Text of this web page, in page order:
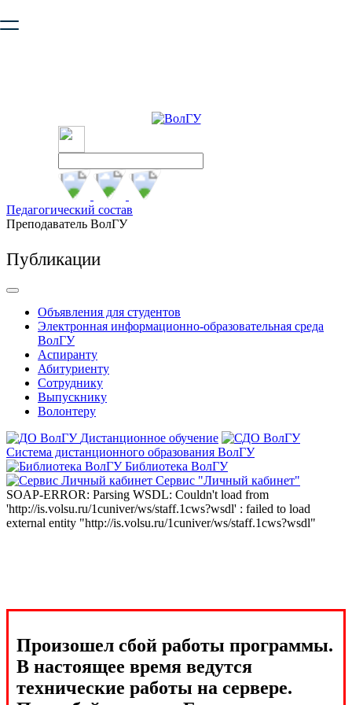
безопасную работу с сайтом. Пожалуйста
Педагогический состав
Преподаватель ВолГУ
Публикации
Объявления для студентов
Электронная информационно-образовательная среда
ВолГУ
Аспиранту
Абитуриенту
Сотруднику
Выпускнику
Волонтеру
Дистанционное обучение
Система дистанционного образования ВолГУ
Библиотека ВолГУ
Сервис "Личный кабинет"
SOAP-ERROR: Parsing WSDL: Couldn't load from
'http://is.volsu.ru/1cuniver/ws/staff.1cws?wsdl' : failed to load
external entity "http://is.volsu.ru/1cuniver/ws/staff.1cws?wsdl"
Произошел сбой работы программы.
В настоящее время ведутся
технические работы на сервере.